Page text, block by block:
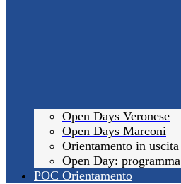
Open Days Veronese
Open Days Marconi
Orientamento in uscita
Open Day: programma
POC Orientamento